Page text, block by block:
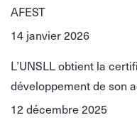
AFEST
14 janvier 2026
L’UNSLL obtient la
développement de son
12 décembre 2025